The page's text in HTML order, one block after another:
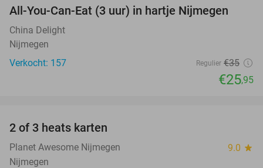
26%
All-You-Can-Eat (3 uur) in hartje Nijmegen
China Delight
Nijmegen
Verkocht: 157
Regulier €35
€25,95
2 of 3 heats karten
Planet Awesome Nijmegen 9.0 star
Nijmegen